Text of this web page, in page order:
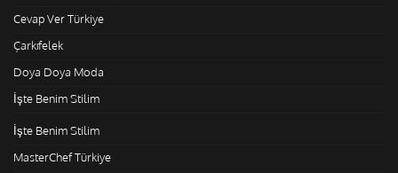
Cevap Ver Türkiye
Çarkıfelek
Doya Doya Moda
İşte Benim Stilim
İşte Benim Stilim
MasterChef Türkiye